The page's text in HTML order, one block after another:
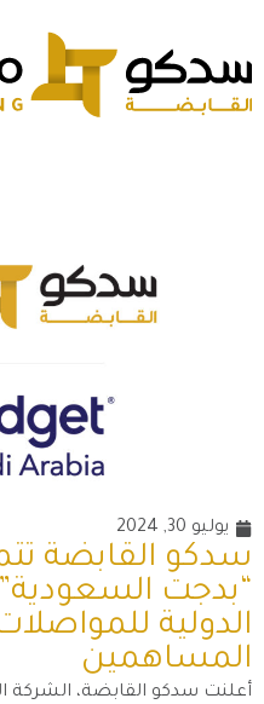
يوليو 30, 2024
سدكو القابضة
“بدجت
الدولية
المساهمين
أعلنت سدكو القابضة، الشركة